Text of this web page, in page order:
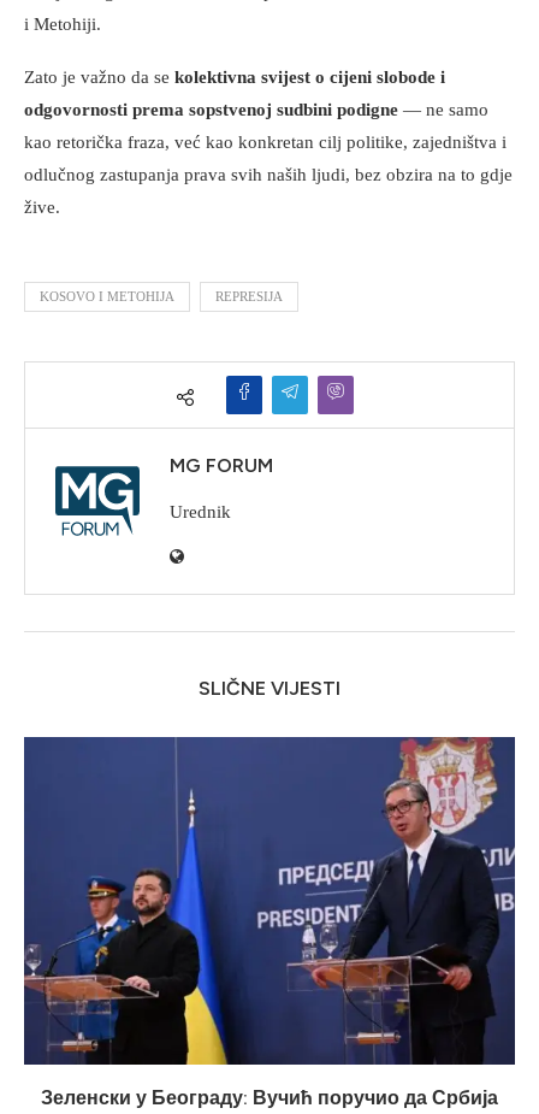
i Metohiji.
Zato je važno da se kolektivna svijest o cijeni slobode i
odgovornosti prema sopstvenoj sudbini podigne — ne samo
kao retorička fraza, već kao konkretan cilj politike, zajedništva i
odlučnog zastupanja prava svih naših ljudi, bez obzira na to gdje
žive.
KOSOVO I METOHIJA REPRESIJA
MG FORUM
Urednik
SLIČNE VIJESTI
Зеленски у Београду: Вучић поручио да Србија